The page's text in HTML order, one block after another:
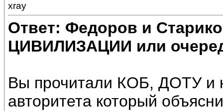
xray
Ответ: Федоров и
ЦИВИЛИЗАЦИИ или
Вы прочитали КОБ, ДОТУ и
авторитета который